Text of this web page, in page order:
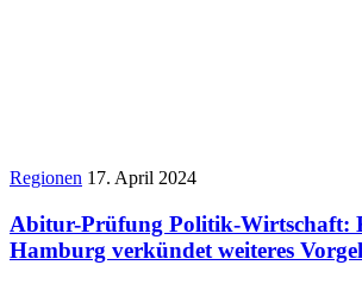
Regionen 17. April 2024
Abitur-Prüfung Politik-Wirtschaft:
Hamburg verkündet weiteres